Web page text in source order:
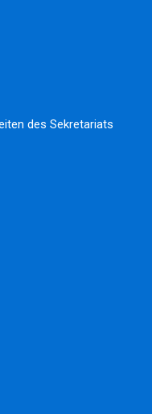
des Sekretariats